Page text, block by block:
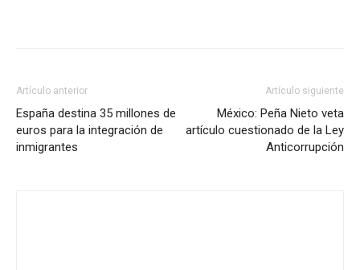
Artículo anterior
España destina 35 millones de
euros para la integración de
inmigrantes
Artículo siguiente
México: Peña Nieto veta
artículo cuestionado de la Ley
Anticorrupción